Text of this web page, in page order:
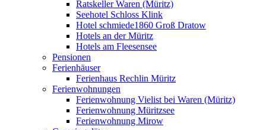
Ratskeller Waren (Müritz)
Seehotel Schloss Klink
Hotel schmiede1860 Groß Dratow
Hotels an der Müritz
Hotels am Fleesensee
Pensionen
Ferienhäuser
Ferienhaus Rechlin Müritz
Ferienwohnungen
Ferienwohnung Vielist bei Waren (Müritz)
Ferienwohnung Müritzsee
Ferienwohnung Mirow